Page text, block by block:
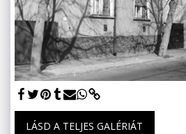
LÁSD A TELJES GALÉRIÁT